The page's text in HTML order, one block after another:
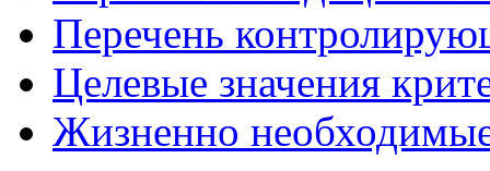
Перечень
Целевые значения
Жизненно